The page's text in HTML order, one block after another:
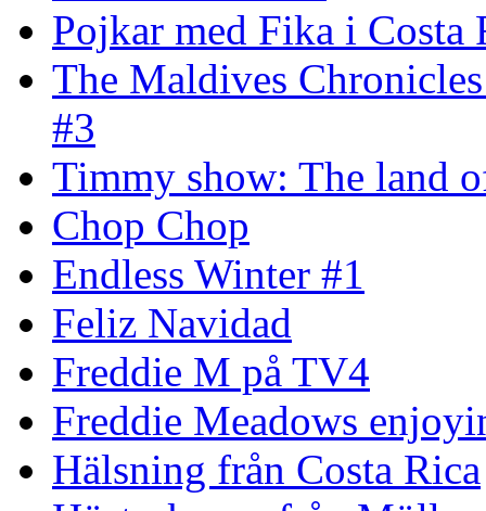
Pojkar med Fika i Costa
The Maldives
#3
Timmy show: The land
Chop Chop
Endless Winter #1
Feliz Navidad
Freddie M på TV4
Freddie Meadows
Hälsning från Costa Rica